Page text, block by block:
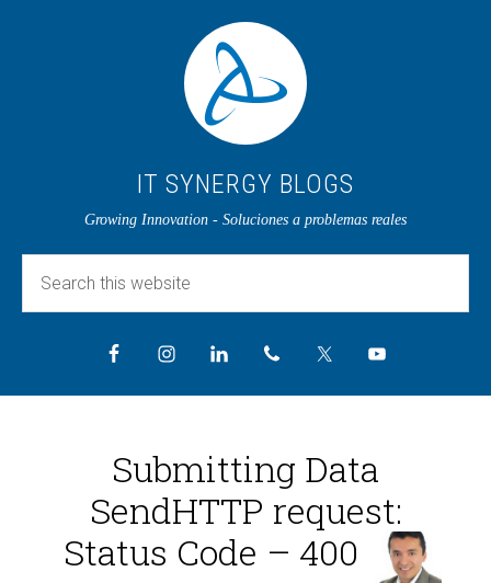
IT SYNERGY BLOGS
Growing Innovation - Soluciones a problemas reales
Submitting Data
SendHTTP request:
Status Code – 400